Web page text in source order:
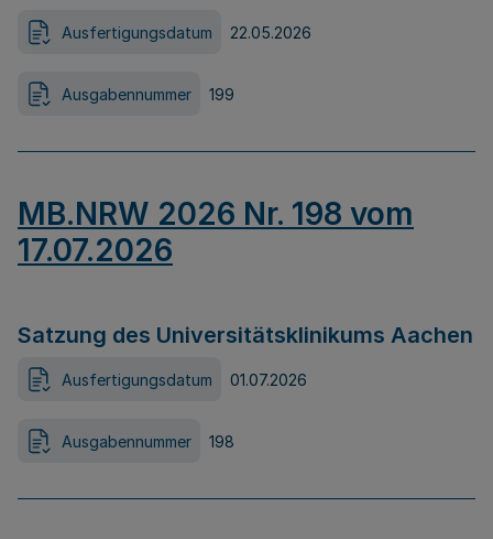
Ausfertigungsdatum 22.05.2026
Ausgabennummer 199
MB.NRW 2026 Nr. 198 vom
17.07.2026
Satzung des Universitätsklinikums Aachen
Ausfertigungsdatum 01.07.2026
Ausgabennummer 198